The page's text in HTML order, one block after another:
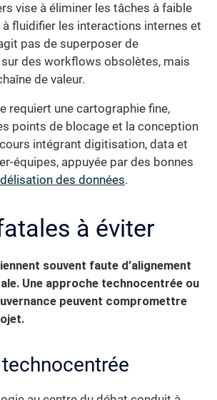
vise à éliminer les tâches à faible
à fluidifier les interactions internes et
pas de superposer de
sur des workflows obsolètes, mais
de valeur.
requiert une cartographie fine,
points de blocage et la conception
intégrant digitisation, data et
équipes, appuyée par des bonnes
des données.
à éviter
souvent faute d’alignement
Une approche technocentrée ou
peuvent compromettre